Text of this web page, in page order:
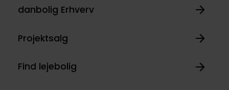
danbolig Erhverv
Projektsalg
Find lejebolig